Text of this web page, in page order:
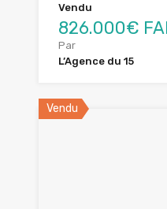
Vendu
826.000€ FAI
Par
L’Agence du 15
Vendu